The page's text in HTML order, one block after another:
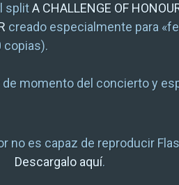
splitA CHALLENGE OF
creado especialmente para
copias).
de momento del concierto y
no es capaz de reproducir
Descargalo aquí.